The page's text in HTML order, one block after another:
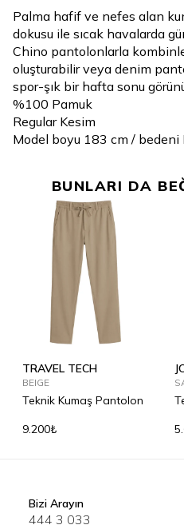
Palma hafif ve nefes alan
dokusu ile sıcak havalarda
Chino pantolonlarla
oluşturabilir veya denim
spor-şık bir hafta sonu
%100 Pamuk
Regular Kesim
Model boyu 183 cm / bedeni
BUNLARI DA
TRAVEL TECH
BEIGE
Teknik Kumaş Pantolon
9.200₺
Bizi Arayın
444 3 033